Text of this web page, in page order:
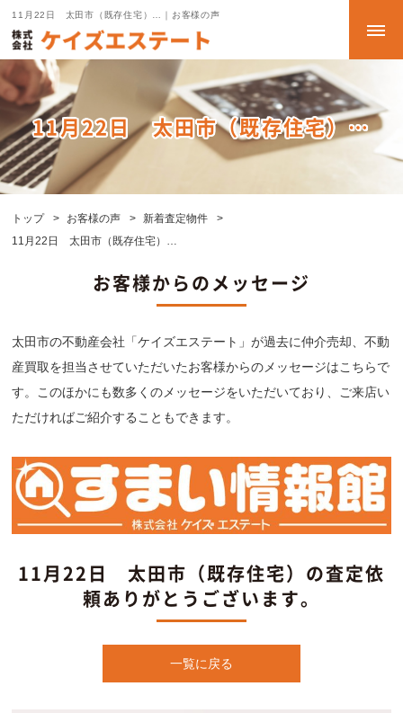
11月22日 太田市（既存住宅）…｜お客様の声
11月22日 太田市（既存住宅）…
トップ お客様の声
新着査定物件
11月22日 太田市（既存住宅）…
お客様からのメッセージ
太田市の不動産会社「ケイズエステート」が過去に仲介売却、不動
産買取を担当させていただいたお客様からのメッセージはこちらで
す。このほかにも数多くのメッセージをいただいており、ご来店い
ただければご紹介することもできます。
11月22日 太田市（既存住宅）の査定依
頼ありがとうございます。
一覧に戻る